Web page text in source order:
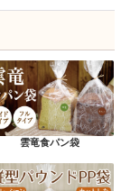
雲竜食パン袋